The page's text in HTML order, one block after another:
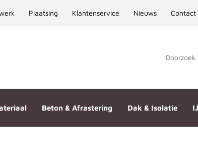
Plaatsing Klantenservice Nieuws Contact
Beton & Afrastering Dak & Isolatie